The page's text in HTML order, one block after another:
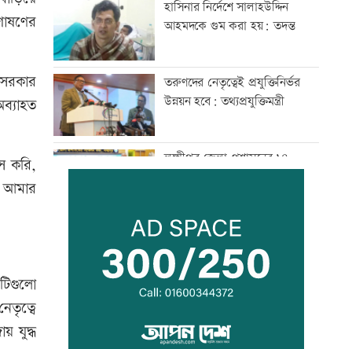
করি,
আমার
যুদ্ধ
হাসিনার নির্দেশে সালাহউদ্দিন
আহমদকে গুম করা হয়: তদন্ত
তরুণদের নেতৃত্বেই প্রযুক্তিনির্ভর
উন্নয়ন হবে: তথ্যপ্রযুক্তিমন্ত্রী
লক্ষ্মীপুর জেলা প্রশাসনের ১৪
সব শর্ত মেনে নিলে হরমুজ খুলবো:
ইরান